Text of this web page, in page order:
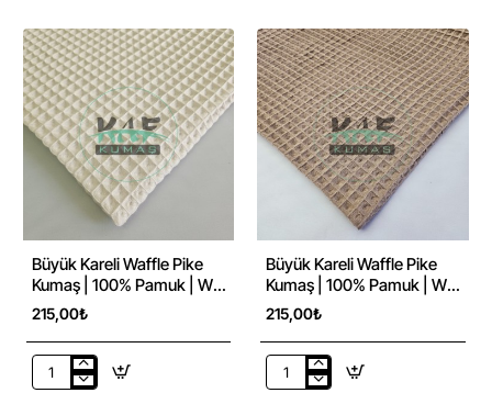
Kumaş
|
100%
Pamuk
|
W-
44
Koyu
Antrasit
Waffle
Pike
Kumaş
|
100%
Pamuk
|
Pembe
Büyük Kareli Waffle Pike
Kumaş | 100% Pamuk | W-
02 Açık Krem
215,00₺
Büyük
Büyük Kareli Waffle Pike
Kumaş | 100% Pamuk | W-
04 Koyu Kahverengi
215,00₺
Büyük